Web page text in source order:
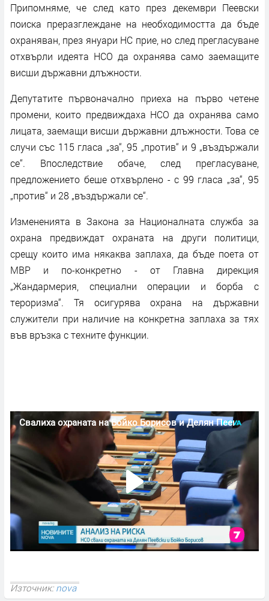
Припомняме, че след като през декември Пеевски
поиска преразглеждане на необходимостта да бъде
охраняван, през януари НС прие, но след прегласуване
отхвърли идеята НСО да охранява само заемащите
висши държавни длъжности.
Депутатите първоначално приеха на първо четене
промени, които предвиждаха НСО да охранява само
лицата, заемащи висши държавни длъжности. Това се
случи със 115 гласа „за“, 95 „против“ и 9 „въздържали
се“. Впоследствие обаче, след прегласуване,
предложението беше отхвърлено - с 99 гласа „за“, 95
„против“ и 28 „въздържали се“.
Измененията в Закона за Националната служба за
охрана предвиждат охраната на други политици,
срещу които има някаква заплаха, да бъде поета от
МВР и по-конкретно - от Главна дирекция
„Жандармерия, специални операции и борба с
тероризма“. Тя осигурява охрана на държавни
служители при наличие на конкретна заплаха за тях
във връзка с техните функции.
Източник:nova